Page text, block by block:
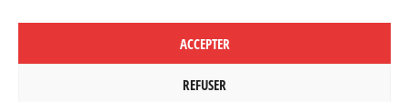
ACCEPTER
REFUSER
POLITIQUE DE CONFIDENTIALITÉ|
CBCS ASBL | WEBDESIGN PAR